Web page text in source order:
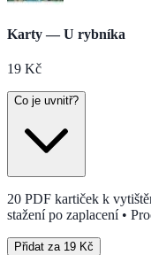
Karty — U rybníka
19 Kč
Co je uvnitř?
20 PDF kartiček k
stažení po zaplacení •
Přidat za 19 Kč